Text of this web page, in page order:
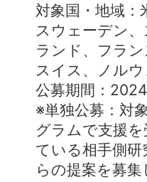
対象国・地域
スウェーデン
ランド、フラ
スイス、ノル
公募期間：
※単独公募：対
グラムで支援
ている相手側
らの提案を募集